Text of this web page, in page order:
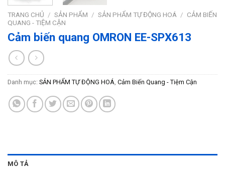
TRANG CHỦ / SẢN PHẨM / SẢN PHẨM TỰ ĐỘNG HOÁ / CẢM BIẾN
QUANG - TIỆM CẬN
Cảm biến quang OMRON EE-SPX613
Danh mục: SẢN PHẨM TỰ ĐỘNG HOÁ Cảm Biến Quang - Tiệm Cận
MÔ TẢ